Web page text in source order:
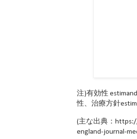
注)有効性
性、治療方針
(主な出典：
england-journal-